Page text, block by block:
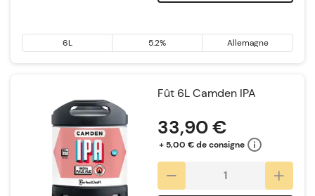
6L 5.2% Allemagne
Fût 6L Camden IPA
33,90 €
+ 5,00 € de consigne